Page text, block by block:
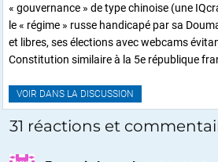
« gouvernance » de type chinoise (une
le « régime » russe handicapé par sa
et libres, ses élections avec webcams
Constitution similaire à la 5e république
VOIR DANS LA DISCUSSION
31 réactions et